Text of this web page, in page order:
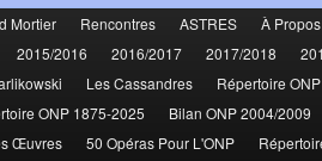
Mortier Rencontres ASTRES À Propos
2015/2016 2016/2017 2017/2018
Les Cassandres
Répertoire
ONP 1875-2025 Bilan ONP 2004/2009
Œuvres 50 Opéras Pour L'ONP